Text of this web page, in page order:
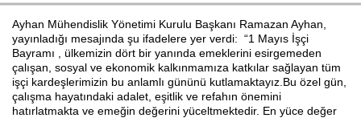
Ayhan Mühendislik Yönetimi Kurulu Başkanı Ramazan Ayhan,
yayınladığı mesajında şu ifadelere yer verdi: “1 Mayıs İşçi
Bayramı , ülkemizin dört bir yanında emeklerini esirgemeden
çalışan, sosyal ve ekonomik kalkınmamıza katkılar sağlayan tüm
işçi kardeşlerimizin bu anlamlı gününü kutlamaktayız.Bu özel gün,
çalışma hayatındaki adalet, eşitlik ve refahın önemini
hatırlatmakta ve emeğin değerini yüceltmektedir. En yüce değer
Haberin Doğru Adresi.